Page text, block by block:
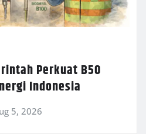
Perkuat B50
Indonesia
5, 2026